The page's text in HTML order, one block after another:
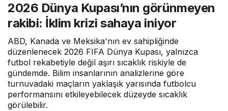
sahaya iniyor
2026 Dünya Kupası’nın görünmeyen
rakibi: İklim krizi sahaya iniyor
ABD, Kanada ve Meksika'nın ev sahipliğinde
düzenlenecek 2026 FIFA Dünya Kupası, yalnızca
futbol rekabetiyle değil aşırı sıcaklık riskiyle de
gündemde. Bilim insanlarının analizlerine göre
turnuvadaki maçların yaklaşık yarısında futbolcu
performansını etkileyebilecek düzeyde sıcaklık
görülebilir.